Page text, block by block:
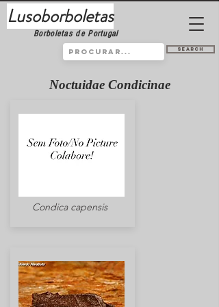
Lusoborboletas
Borboletas de Portugal
Search
Noctuidae Condicinae
Condica capensis